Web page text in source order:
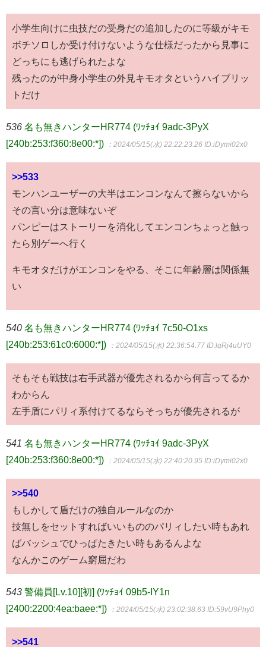
小学生向けに虫技だの受身だの追加したのに等級がキモ
ボチソロしか受け付けないような仕様だったから見事に
どっちにも逃げられたよな
残ったのが中身小学生の外見キモオタというハイブリッ
トだけ
536 名も無きハンターHR774 (ﾜｯﾁｮｲ 9adc-3PyX
[240b:253:f360:8e00:*])
：2024/05/15(水) 22:22:23.26 ID:iDymi02x0
>>533
モンハンユーザーの大半はエンコンなんて擦らないから
その言い分は意味ないぞ
パンピーはストーリーを消化してエンコンちょっと触っ
たら別ゲーへ行く
キモオタだけがエンコンをやる、そこに年齢層は関係無
い
540 名も無きハンターHR774 (ﾜｯﾁｮｲ 7c50-O1xs
[240b:253:61c0:6000:*])
：2024/05/15(水) 22:36:54.77 ID:lqRj4uUY0
そもそも戦技は右手武器が優先されるから何言ってるか
わからん
左手盾にパリィ系付けてるならそっちが優先されるが
541 名も無きハンターHR774 (ﾜｯﾁｮｲ 9adc-3PyX
[240b:253:f360:8e00:*])
：2024/05/15(水) 22:40:20.95 ID:iDymi02x0
>>540
もしかして盾だけの独自ルールなのか
技無しをセットすればいいもののパリィしたい時もあれ
ばバッシュでひっぱたきたい時もあるんよな
なんかこのゲーム窮屈だわ
543 警備員[Lv.10][初] (ﾜｯﾁｮｲ 09b5-IY1n
[2400:2200:4ea:baee:*])
：2024/05/15(水) 23:02:38.63 ID:59vU9Phy0
>>541